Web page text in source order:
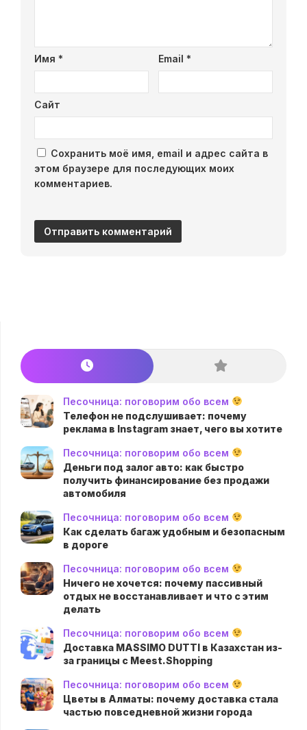
Имя * Email *
Сайт
Сохранить моё имя, email и адрес сайта в
этом браузере для последующих моих
комментариев.
Песочница: поговорим обо всем
Телефон не подслушивает: почему
реклама в Instagram знает, чего вы хотите
Песочница: поговорим обо всем
Деньги под залог авто: как быстро
получить финансирование без продажи
автомобиля
Песочница: поговорим обо всем
Как сделать багаж удобным и безопасным
в дороге
Песочница: поговорим обо всем
Ничего не хочется: почему пассивный
отдых не восстанавливает и что с этим
делать
Песочница: поговорим обо всем
Доставка MASSIMO DUTTI в Казахстан из-
за границы с Meest.Shopping
Песочница: поговорим обо всем
Цветы в Алматы: почему доставка стала
частью повседневной жизни города